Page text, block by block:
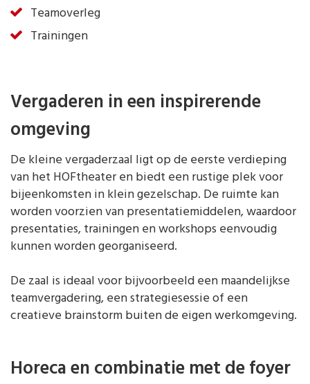
Teamoverleg
Trainingen
Vergaderen in een inspirerende
omgeving
De kleine vergaderzaal ligt op de eerste verdieping
van het HOFtheater en biedt een rustige plek voor
bijeenkomsten in klein gezelschap. De ruimte kan
worden voorzien van presentatiemiddelen, waardoor
presentaties, trainingen en workshops eenvoudig
kunnen worden georganiseerd.
De zaal is ideaal voor bijvoorbeeld een maandelijkse
teamvergadering, een strategiesessie of een
creatieve brainstorm buiten de eigen werkomgeving.
Horeca en combinatie met de foyer